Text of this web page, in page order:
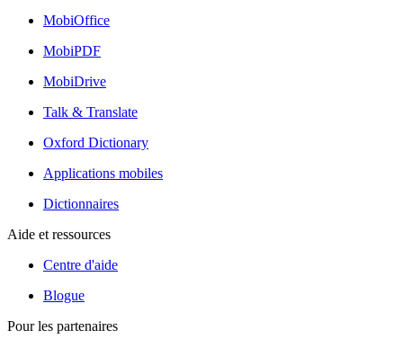
MobiOffice
MobiPDF
MobiDrive
Talk & Translate
Oxford Dictionary
Applications mobiles
Dictionnaires
Aide et ressources
Centre d'aide
Blogue
Pour les partenaires